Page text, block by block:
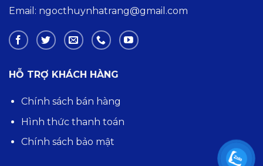
Email: ngocthuynhatrang@gmail.com
HỖ TRỢ KHÁCH HÀNG
Chính sách bán hàng
Hình thức thanh toán
Chính sách bảo mật